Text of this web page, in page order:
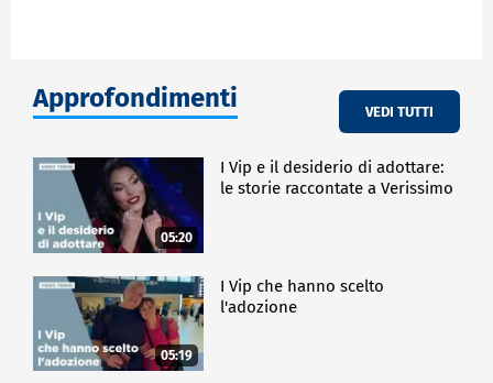
Approfondimenti VEDI TUTTI
05:20
I Vip e il desiderio di adottare:
le storie raccontate a Verissimo
05:19
I Vip che hanno scelto
l'adozione